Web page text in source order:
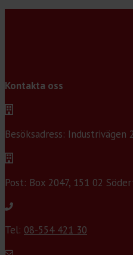
Kontakta oss
Besöksadress:
Post: Box 2047, 151 02
Tel: 08-554 421 30